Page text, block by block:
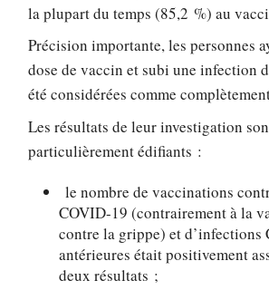
la plupart du temps (85,2 %) au
Précision importante, les personnes
dose de vaccin et subi une infection
été considérées comme
Les résultats de leur investigation
particulièrement édifiants :
le nombre de vaccinations
COVID-19 (contrairement à la
contre la grippe) et d’infections
antérieures était positivement
deux résultats ;